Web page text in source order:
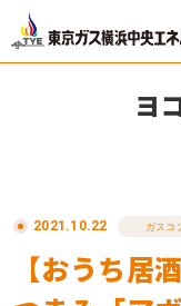
リフォーム
東京ガス修理サー
ヨ
2021.10.22 ガスコ
【おうち居